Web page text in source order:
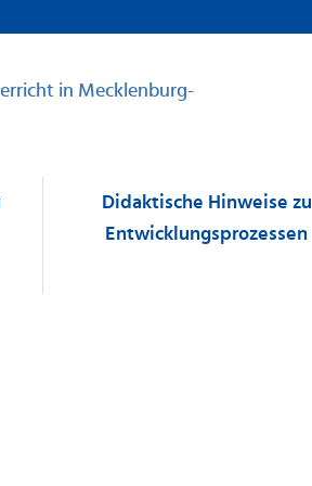
in Mecklenburg-
Didaktische Hinweise zu
Entwicklungsprozessen